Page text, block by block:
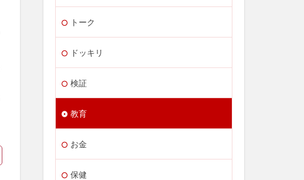
トーク
ドッキリ
検証
教育
お金
保健